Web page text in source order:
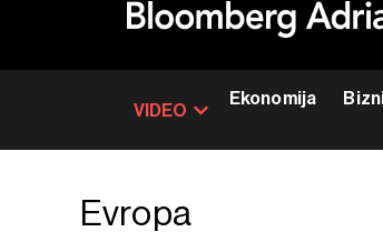
VIDEO
Ekonomija
Evropa